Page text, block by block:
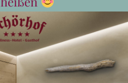
Schweinsbraten-
€29,80